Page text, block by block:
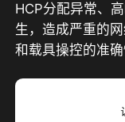
HCP分配异常、
生，造成严重的
和载具操控的准确